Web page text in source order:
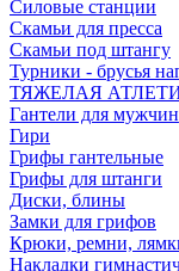
Силовые станции
Скамьи для пресса
Скамьи под штангу
Турники - брусья
ТЯЖЕЛАЯ
Гантели для мужчин
Гири
Грифы гантельные
Грифы для штанги
Диски, блины
Замки для грифов
Крюки, ремни,
Накладки